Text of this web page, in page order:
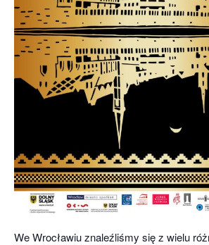
We Wrocławiu znaleźliśmy się z wielu